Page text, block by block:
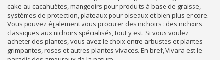
cake au cacahuètes, mangeoirs pour produits à base de graisse,
systèmes de protection, plateaux pour oiseaux et bien plus encore.
Vous pouvez également vous procurer des nichoirs : des nichoirs
classiques aux nichoirs spécialisés, tout y est. Si vous voulez
acheter des plantes, vous avez le choix entre arbustes et plantes
grimpantes, roses et autres plantes vivaces. En bref, Vivara est le